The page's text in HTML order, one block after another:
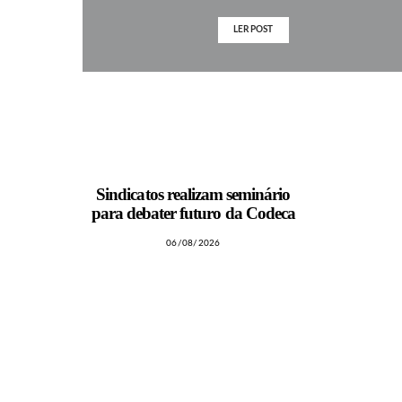
LER POST
Sindicatos realizam seminário
para debater futuro da Codeca
06/08/2026